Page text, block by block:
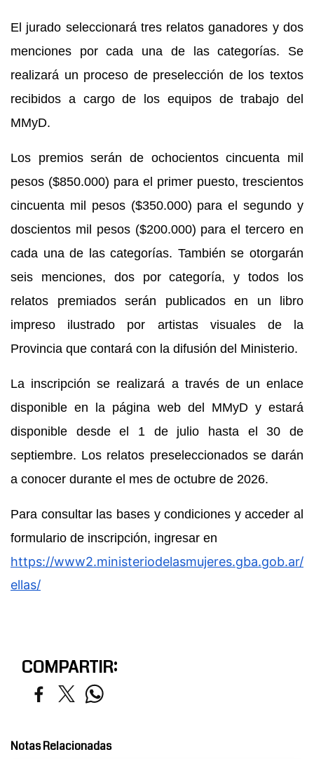
El jurado seleccionará tres relatos ganadores y dos
menciones por cada una de las categorías. Se
realizará un proceso de preselección de los textos
recibidos a cargo de los equipos de trabajo del
MMyD.
Los premios serán de ochocientos cincuenta mil
pesos ($850.000) para el primer puesto, trescientos
cincuenta mil pesos ($350.000) para el segundo y
doscientos mil pesos ($200.000) para el tercero en
cada una de las categorías. También se otorgarán
seis menciones, dos por categoría, y todos los
relatos premiados serán publicados en un libro
impreso ilustrado por artistas visuales de la
Provincia que contará con la difusión del Ministerio.
La inscripción se realizará a través de un enlace
disponible en la página web del MMyD y estará
disponible desde el 1 de julio hasta el 30 de
septiembre. Los relatos preseleccionados se darán
a conocer durante el mes de octubre de 2026.
Para consultar las bases y condiciones y acceder al
formulario de inscripción, ingresar en
https://www2.ministeriodelasmujeres.gba.gob.ar/
ellas/
COMPARTIR:
Notas Relacionadas